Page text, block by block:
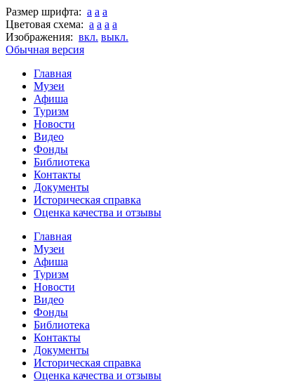
Размер шрифта: a a a
Цветовая схема: a a a a
Изображения: вкл. выкл.
Обычная версия
Главная
Музеи
Афиша
Туризм
Новости
Видео
Фонды
Библиотека
Контакты
Документы
Историческая справка
Оценка качества и отзывы
Главная
Музеи
Афиша
Туризм
Новости
Видео
Фонды
Библиотека
Контакты
Документы
Историческая справка
Оценка качества и отзывы